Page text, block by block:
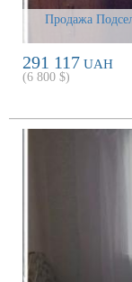
Продажа
291 117 UAH
(6 800 $)